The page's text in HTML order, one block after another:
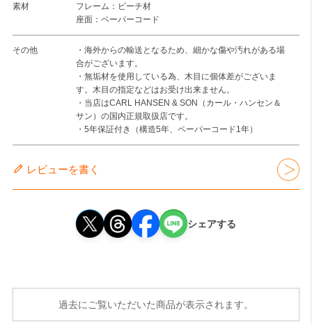
素材
フレーム：ビーチ材
座面：ペーパーコード
その他
・海外からの輸送となるため、細かな傷や汚れがある場
合がございます。
・無垢材を使用している為、木目に個体差がございま
す。木目の指定などはお受け出来ません。
・当店はCARL HANSEN & SON（カール・ハンセン＆
サン）の国内正規取扱店です。
・5年保証付き（構造5年、ペーパーコード1年）
レビューを書く
シェアする
過去にご覧いただいた商品が表示されます。